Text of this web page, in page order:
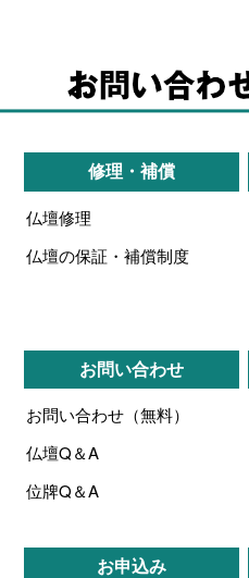
修理・補償
仏壇修理
仏壇の保証・補償制度
お問い合わせ
お問い合わせ（無料）
仏壇Q＆A
位牌Q＆A
お申込み